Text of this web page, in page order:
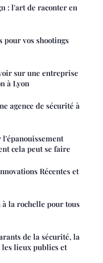
: l'art de raconter en
pour vos shootings
sur une entreprise
à Lyon
agence de sécurité à
cela peut se faire
Récentes et
la rochelle pour tous
de la sécurité, la
lieux publics et